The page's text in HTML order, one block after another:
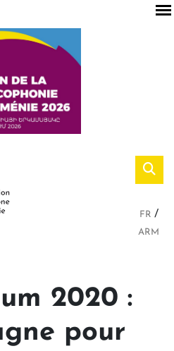
FR
ARM
2020 :
pour